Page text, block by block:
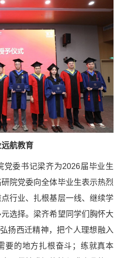
航教育
党委书记梁齐为2026届毕业生
院党委向全体毕业生表示热烈
行业、扎根基层一线、继续学
选择。梁齐希望同学们胸怀大
扬西迁精神，把个人理想融入
要的地方扎根奋斗；练就真本